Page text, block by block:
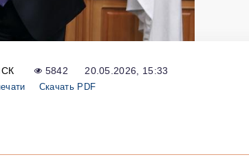
5842 20.05.2026, 15:33
Скачать PDF